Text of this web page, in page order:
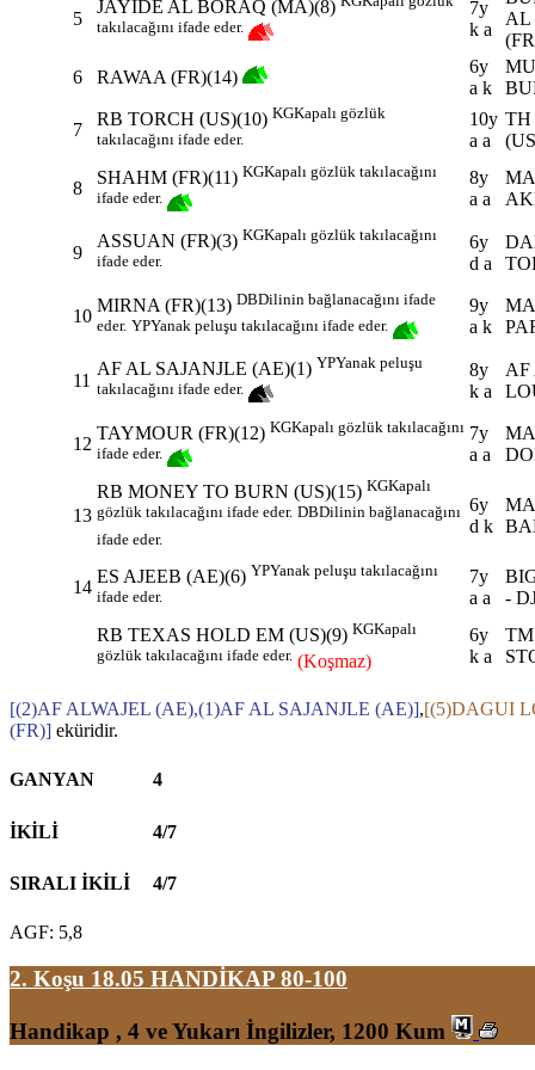
5
JAYIDE AL BORAQ (MA)(8)
takılacağını ifade eder.
7y
k a
AL
6
RAWAA (FR)(14)
6y
a k
7
RB TORCH (US)(10) KGKapalı gözlük
takılacağını ifade eder.
10y
a a
TH
8
SHAHM (FR)(11) KGKapalı gözlük takılacağını
ifade eder.
8y
a a
9
ASSUAN (FR)(3) KGKapalı gözlük takılacağını
ifade eder.
6y
d a
10
MIRNA (FR)(13) DBDilinin bağlanacağını ifade
eder. YPYanak peluşu takılacağını ifade eder.
9y
a k
11
AF AL SAJANJLE (AE)(1) YPYanak peluşu
takılacağını ifade eder.
8y
k a
AF
12
TAYMOUR (FR)(12) KGKapalı gözlük takılacağını
ifade eder.
7y
a a
13
RB MONEY TO BURN (US)(15) KGKapalı
gözlük takılacağını ifade eder. DBDilinin bağlanacağını
ifade eder.
6y
d k
14
ES AJEEB (AE)(6) YPYanak peluşu takılacağını
ifade eder.
7y
a a
-
RB TEXAS HOLD EM (US)(9) KGKapalı
gözlük takılacağını ifade eder. (Koşmaz)
6y
k a
[(2)AF ALWAJEL (AE),(1)AF AL SAJANJLE (AE)],[(5)DAGUI
(FR)] eküridir.
GANYAN 4
İKİLİ 4/7
SIRALI İKİLİ 4/7
AGF: 5,8
2. Koşu 18.05 HANDİKAP 80-100
Handikap , 4 ve Yukarı İngilizler, 1200 Kum